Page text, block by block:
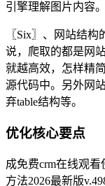
引擎理解图片内容。
〖Six〗、网站结
说，爬取的都是网
就越高效，怎样精
源代码中。另外网
弃table结构等。
优化核心要点
成免费crm在线观
方法2026最新版